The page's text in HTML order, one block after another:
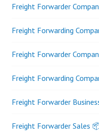
Freight Forwarder
Freight Forwarding
Freight Forwarder
Freight Forwarding
Freight Forwarder
Freight Forwarder Sales